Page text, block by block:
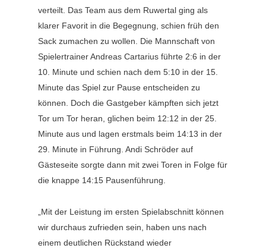
verteilt. Das Team aus dem Ruwertal ging als
klarer Favorit in die Begegnung, schien früh den
Sack zumachen zu wollen. Die Mannschaft von
Spielertrainer Andreas Cartarius führte 2:6 in der
10. Minute und schien nach dem 5:10 in der 15.
Minute das Spiel zur Pause entscheiden zu
können. Doch die Gastgeber kämpften sich jetzt
Tor um Tor heran, glichen beim 12:12 in der 25.
Minute aus und lagen erstmals beim 14:13 in der
29. Minute in Führung. Andi Schröder auf
Gästeseite sorgte dann mit zwei Toren in Folge für
die knappe 14:15 Pausenführung.
„Mit der Leistung im ersten Spielabschnitt können
wir durchaus zufrieden sein, haben uns nach
einem deutlichen Rückstand wieder